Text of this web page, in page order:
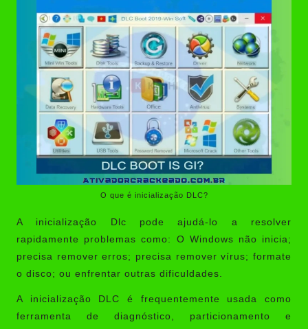
O que é inicialização DLC?
A inicialização Dlc pode ajudá-lo a resolver
rapidamente problemas como: O Windows não inicia;
precisa remover erros; precisa remover vírus; formate
o disco; ou enfrentar outras dificuldades.
A inicialização DLC é frequentemente usada como
ferramenta de diagnóstico, particionamento e